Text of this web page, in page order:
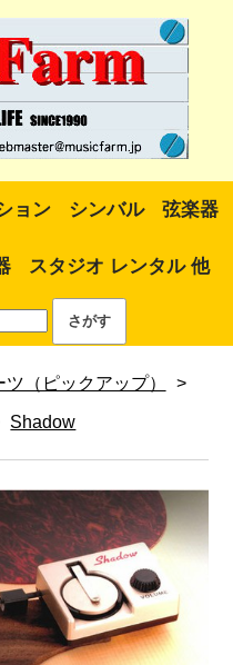
ョン シンバル 弦楽器
スタジオ レンタル 他
（ピックアップ） >
Shadow